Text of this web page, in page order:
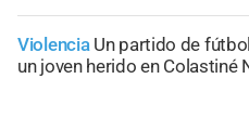
Violencia Un partido de
un joven herido en Colastiné